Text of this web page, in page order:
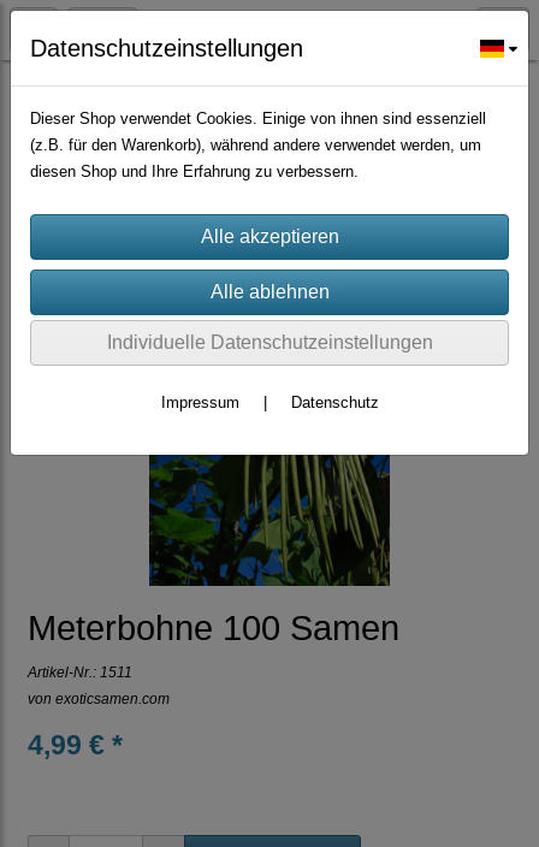
Großmengen Samen
Meterbohne 100 Samen
Artikel-Nr.: 1511
von exoticsamen.com
4,99 € *
Datenschutzeinstellungen
Dieser Shop verwendet Cookies. Einige von ihnen sind essenziell
(z.B. für den Warenkorb), während andere verwendet werden, um
diesen Shop und Ihre Erfahrung zu verbessern.
Individuelle Datenschutzeinstellungen
Impressum Datenschutz